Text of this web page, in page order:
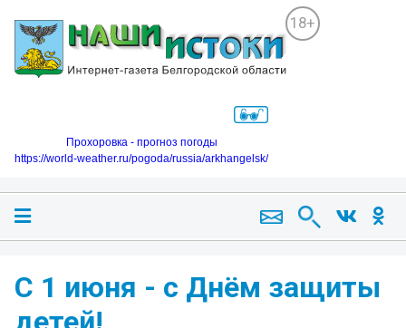
18+
Прохоровка - прогноз погоды
https://world-weather.ru/pogoda/russia/arkhangelsk/
С 1 июня - с Днём защиты